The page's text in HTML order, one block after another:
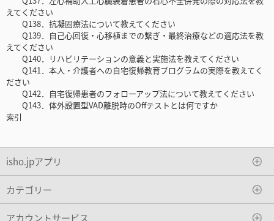
えてください
Q138．抗凝固療法について教えてください
Q139．自己心回復・心移植までの繋ぎ・最終治療などの適応法を教
えてください
Q140．リハビリテーションの意義と実施法を教えてください
Q141．本人・介護者への自宅復帰教育プログラムの実際を教えてく
ださい
Q142．自宅復帰患者のフォローアップ法について教えてください
Q143．体外設置型VAD離脱時のOffテストとは何ですか
索引
isho.jpアプリ
カテゴリー
アカウントサービス